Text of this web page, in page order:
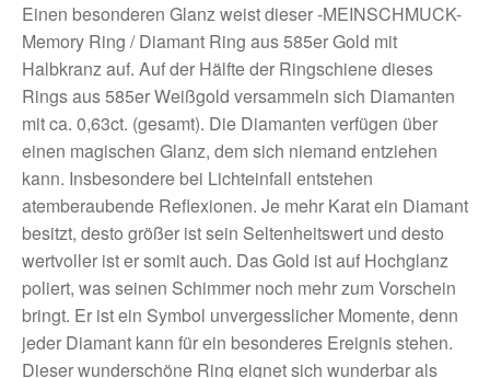
Einen besonderen Glanz weist dieser -MEINSCHMUCK-
Memory Ring / Diamant Ring aus 585er Gold mit
Halbkranz auf. Auf der Hälfte der Ringschiene dieses
Rings aus 585er Weißgold versammeln sich Diamanten
mit ca. 0,63ct. (gesamt). Die Diamanten verfügen über
einen magischen Glanz, dem sich niemand entziehen
kann. Insbesondere bei Lichteinfall entstehen
atemberaubende Reflexionen. Je mehr Karat ein Diamant
besitzt, desto größer ist sein Seltenheitswert und desto
wertvoller ist er somit auch. Das Gold ist auf Hochglanz
poliert, was seinen Schimmer noch mehr zum Vorschein
bringt. Er ist ein Symbol unvergesslicher Momente, denn
jeder Diamant kann für ein besonderes Ereignis stehen.
Dieser wunderschöne Ring eignet sich wunderbar als